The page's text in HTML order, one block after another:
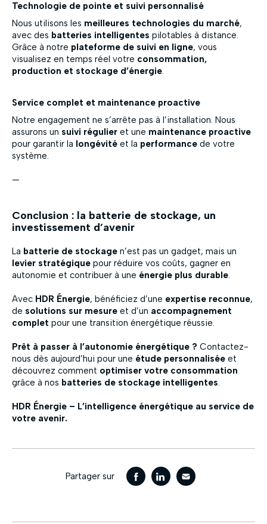
Technologie de pointe et suivi personnalisé
Nous utilisons les meilleures technologies du marché,
avec des batteries intelligentes pilotables à distance.
Grâce à notre plateforme de suivi en ligne, vous
visualisez en temps réel votre consommation,
production et stockage d’énergie.
Service complet et maintenance proactive
Notre engagement ne s’arrête pas à l’installation. Nous
assurons un suivi régulier et une maintenance proactive
pour garantir la longévité et la performance de votre
système.
—
Conclusion : la batterie de stockage, un
investissement d’avenir
La batterie de stockage n’est pas un gadget, mais un
levier stratégique pour réduire vos coûts, gagner en
autonomie et contribuer à une énergie plus durable.
Avec HDR Énergie, bénéficiez d’une expertise reconnue,
de solutions sur mesure et d’un accompagnement
complet pour une transition énergétique réussie.
Prêt à passer à l’autonomie énergétique ? Contactez-
nous dès aujourd’hui pour une étude personnalisée et
découvrez comment optimiser votre consommation
grâce à nos batteries de stockage intelligentes.
HDR Énergie – L’intelligence énergétique au service de
votre avenir.
Partager sur